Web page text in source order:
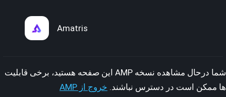
Amatris
شما درحال مشاهده نسخه AMP این صفحه هستید، برخی قابلیت
ها ممکن است در دسترس نباشند. خروج از AMP